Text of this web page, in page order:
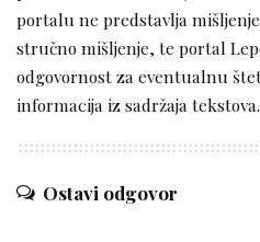
portalu ne predstavlja
stručno mišljenje, te portal
odgovornost za eventualnu
informacija iz sadržaja tekstova.
Ostavi odgovor